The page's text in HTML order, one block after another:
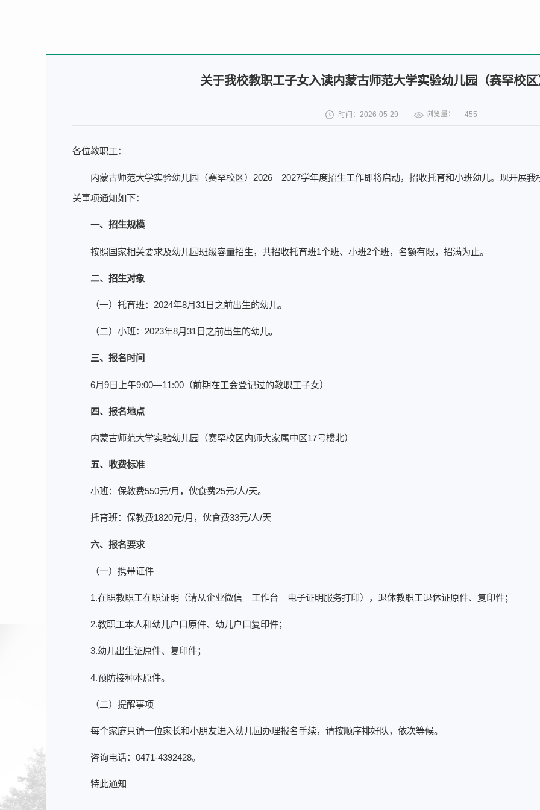
关于我校教职工子女入读内蒙古师范大学实验幼儿园（赛罕校
时间：2026-05-29 浏览量： 455
各位教职工：
内蒙古师范大学实验幼儿园（赛罕校区）2026—2027学年度招生工作即将启动，招收托育和小班幼儿。现开展
关事项通知如下：
一、招生规模
按照国家相关要求及幼儿园班级容量招生，共招收托育班1个班、小班2个班，名额有限，招满为止。
二、招生对象
（一）托育班：2024年8月31日之前出生的幼儿。
（二）小班：2023年8月31日之前出生的幼儿。
三、报名时间
6月9日上午9:00—11:00（前期在工会登记过的教职工子女）
四、报名地点
内蒙古师范大学实验幼儿园（赛罕校区内师大家属中区17号楼北）
五、收费标准
小班：保教费550元/月，伙食费25元/人/天。
托育班：保教费1820元/月，伙食费33元/人/天
六、报名要求
（一）携带证件
1.在职教职工在职证明（请从企业微信—工作台—电子证明服务打印），退休教职工退休证原件、复印件；
2.教职工本人和幼儿户口原件、幼儿户口复印件；
3.幼儿出生证原件、复印件；
4.预防接种本原件。
（二）提醒事项
每个家庭只请一位家长和小朋友进入幼儿园办理报名手续，请按顺序排好队，依次等候。
咨询电话：0471-4392428。
特此通知